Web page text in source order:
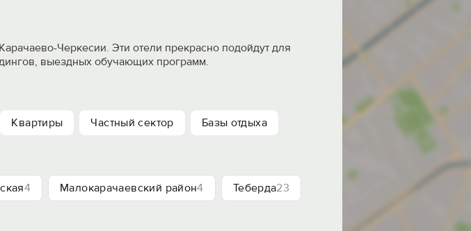
Черкесии. Эти отели прекрасно подойдут для
выездных обучающих программ.
Квартиры Частный сектор Базы отдыха
4 Малокарачаевский район4 Теберда23